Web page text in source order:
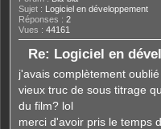
Sujet : Logiciel en développement
Réponses : 2
Vues : 44161
Re: Logiciel en
j'avais complètement
vieux truc de sous titrage
du film? lol
merci d'avoir pris le temps